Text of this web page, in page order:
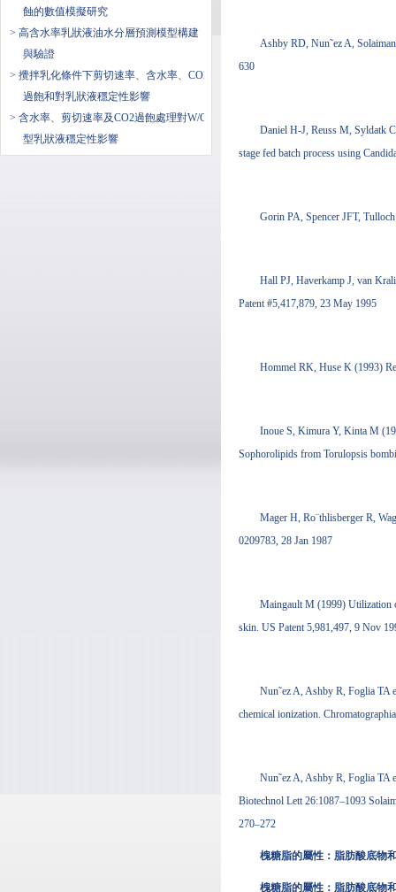
蝕的數值模擬研究
> 高含水率乳狀液油水分層預測模型構建
與驗證
> 攪拌乳化條件下剪切速率、含水率、CO2
過飽和對乳狀液穩定性影響
> 含水率、剪切速率及CO2過飽處理對W/O
型乳狀液穩定性影響
Ashby RD, Nun˜ez A,
630
Daniel H-J, Reuss M, Syldatk
stage fed batch process using
Gorin PA, Spencer JFT,
Hall PJ, Haverkamp J, van
Patent #5,417,879, 23 May 1995
Hommel RK, Huse K (1993)
Inoue S, Kimura Y, Kinta M
Sophorolipids from Torulopsis
Mager H, Ro¨thlisberger R,
0209783, 28 Jan 1987
Maingault M (1999) Utilization
skin. US Patent 5,981,497, 9 Nov
Nun˜ez A, Ashby R, Foglia TA
chemical ionization.
Nun˜ez A, Ashby R, Foglia TA
Biotechnol Lett 26:1087–1093
270–272
槐糖脂的屬性：脂肪酸底
槐糖脂的屬性：脂肪酸底